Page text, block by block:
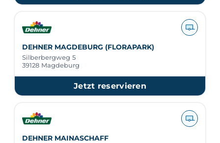
DEHNER MAGDEBURG (FLORAPARK)
Silberbergweg 5
39128 Magdeburg
Jetzt reservieren
DEHNER MAINASCHAFF